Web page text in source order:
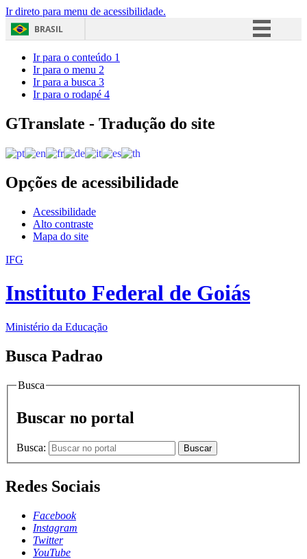
Ir direto para menu de acessibilidade.
BRASIL
Acesso à informação
Ir para o conteúdo 1
Ir para o menu 2
Ir para a busca 3
Ir para o rodapé 4
GTranslate - Tradução do site
Opções de acessibilidade
Acessibilidade
Alto contraste
Mapa do site
IFG
Instituto Federal de Goiás
Ministério da Educação
Busca Padrao
Busca
Buscar no portal
Busca: Buscar
Redes Sociais
Facebook
Instagram
Twitter
YouTube